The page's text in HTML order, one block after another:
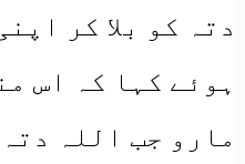
دتہ کو بلا کر
ہوئے کہا کہ اس
مارو جب اللہ